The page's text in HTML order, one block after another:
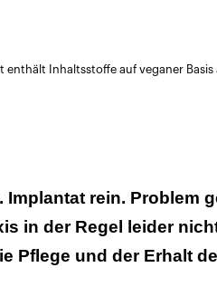
enthält Inhaltsstoffe auf veganer Basis
Implantat rein. Problem
in der Regel leider
Pflege und der Erhalt